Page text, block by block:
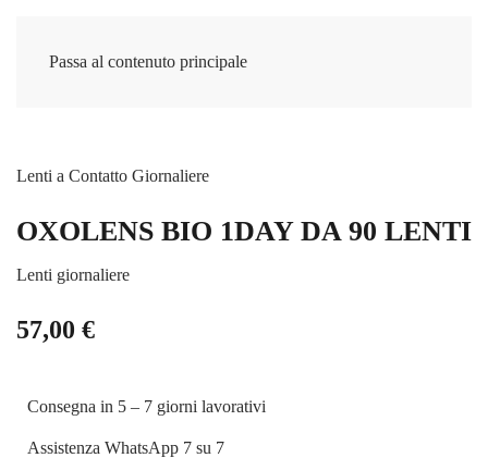
Passa al contenuto principale
Lenti a Contatto Giornaliere
OXOLENS BIO 1DAY DA 90 LENTI
Lenti giornaliere
57,00 €
Consegna in 5 – 7 giorni lavorativi
Assistenza WhatsApp 7 su 7